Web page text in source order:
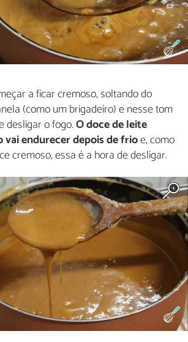
a ficar cremoso, soltando do
(como um brigadeiro) e nesse tom
desligar o fogo.O doce de leite
vai endurecer depois de frioe, como
cremoso, essa é a hora de desligar.